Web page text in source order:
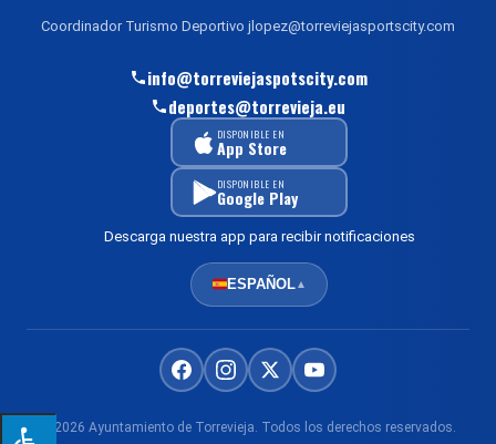
Coordinador Turismo Deportivo jlopez@torreviejasportscity.com
info@torreviejaspotscity.com
deportes@torrevieja.eu
DISPONIBLE EN
App Store
DISPONIBLE EN
Google Play
Descarga nuestra app para recibir notificaciones
ESPAÑOL▲
© 2026 Ayuntamiento de Torrevieja. Todos los derechos reservados.